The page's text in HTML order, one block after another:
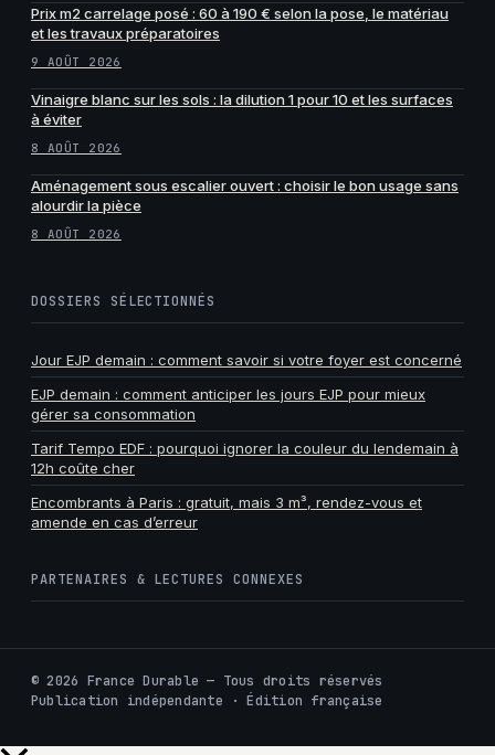
Prix m2 carrelage posé : 60 à 190 € selon la pose, le matériau
et les travaux préparatoires
9 AOÛT 2026
Vinaigre blanc sur les sols : la dilution 1 pour 10 et les surfaces
à éviter
8 AOÛT 2026
Aménagement sous escalier ouvert : choisir le bon usage sans
alourdir la pièce
8 AOÛT 2026
DOSSIERS SÉLECTIONNÉS
Jour EJP demain : comment savoir si votre foyer est concerné
EJP demain : comment anticiper les jours EJP pour mieux
gérer sa consommation
Tarif Tempo EDF : pourquoi ignorer la couleur du lendemain à
12h coûte cher
Encombrants à Paris : gratuit, mais 3 m³, rendez-vous et
amende en cas d’erreur
PARTENAIRES & LECTURES CONNEXES
©2026 France Durable — Tous droits réservés
Publication indépendante · Édition française